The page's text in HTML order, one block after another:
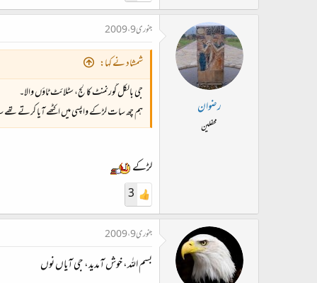
رضوان
محفلین
جنوری 9، 2009
شمشاد نے کہا:
جی بالکل گورنمنٹ کالج، سٹلائٹ ٹاؤں والا۔
ہم چھ سات لڑکے واپسی میں اکٹھے آیا کرتے تھے
لڑکے
3
جنوری 9، 2009
بسم اللہ، خوش آمدید، جی آیاں نوں